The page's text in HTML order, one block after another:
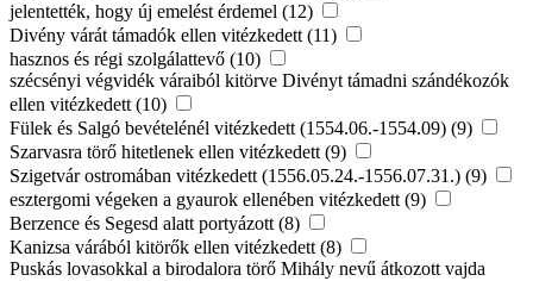
jelentették, hogy új emelést érdemel (12)
Divény várát támadók ellen vitézkedett (11)
hasznos és régi szolgálattevő (10)
szécsényi végvidék váraiból kitörve Divényt támadni szándékozók
ellen vitézkedett (10)
Fülek és Salgó bevételénél vitézkedett (1554.06.-1554.09) (9)
Szarvasra törő hitetlenek ellen vitézkedett (9)
Szigetvár ostromában vitézkedett (1556.05.24.-1556.07.31.) (9)
esztergomi végeken a gyaurok ellenében vitézkedett (9)
Berzence és Segesd alatt portyázott (8)
Kanizsa várából kitörők ellen vitézkedett (8)
Puskás lovasokkal a birodalora törő Mihály nevű átkozott vajda